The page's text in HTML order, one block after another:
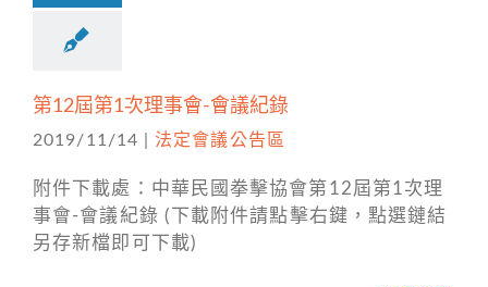
第12屆第1次理事會-會議紀錄
2019/11/14 法定會議公告區
附件下載處：中華民國拳擊協會第12屆第1次理
事會-會議紀錄 (下載附件請點擊右鍵，點選鏈結
另存新檔即可下載)